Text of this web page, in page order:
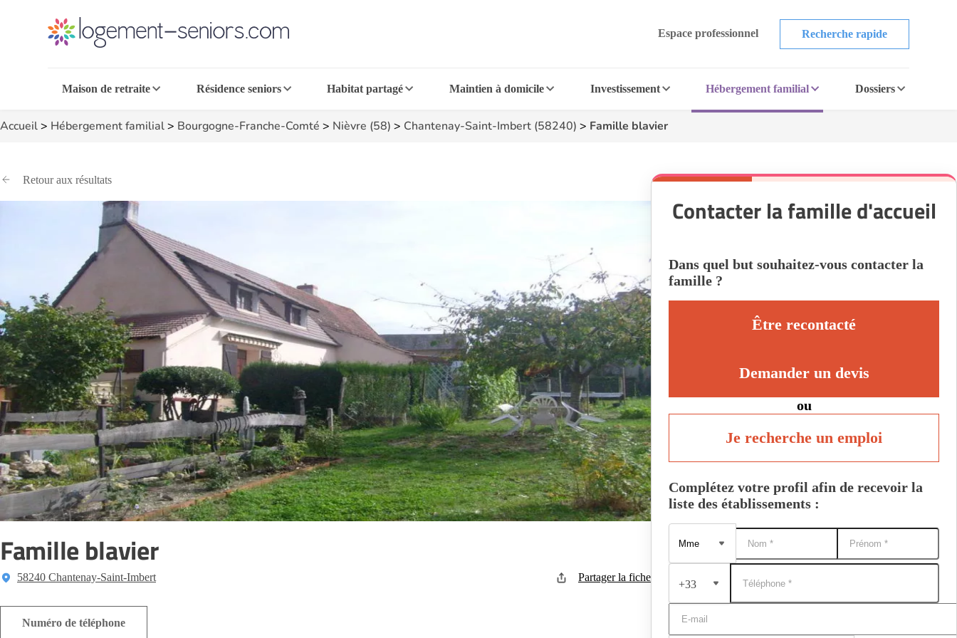
Espace professionnel Recherche rapide
Maison de retraite Résidence seniors Habitat partagé Maintien à domicile Investissement Hébergement familial Dossiers
Accueil> Hébergement familial> Bourgogne-Franche-Comté > Nièvre (58) > Chantenay-Saint-Imbert (58240) > Famille blavier
Retour aux résultats
Famille blavier
58240 Chantenay-Saint-Imbert Partager la fiche
Numéro de téléphone
Contacter la famille d'accueil
Dans quel but souhaitez-vous contacter la
famille ?
Être recontacté
Demander un devis
ou
Je recherche un emploi
Complétez votre profil afin de recevoir la
liste des établissements :
+33